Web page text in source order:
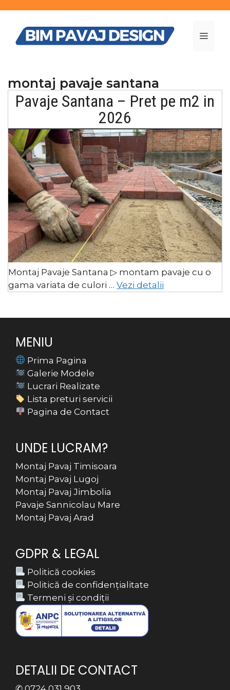
conținut
montaj pavaje santana
Pavaje Santana – Pret pe m2 in
2026
Montaj Pavaje Santana ▷ montam pavaje cu o
gama variata de culori … Vezi detalii
MENIU
Prima Pagina
Galerie Modele
Lucrari Realizate
Lista preturi servicii
Pagina de Contact
UNDE LUCRAM?
Montaj Pavaj Timisoara
Montaj Pavaj Lugoj
Montaj Pavaj Jimbolia
Pavaje Sannicolau Mare
Montaj Pavaj Arad
GDPR & LEGAL
Politică cookies
Politică de confidențialitate
Termeni și condiții
DETALII DE CONTACT